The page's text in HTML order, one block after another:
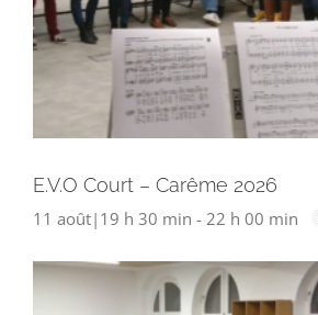
E.V.O Court – Carême 2026
11 août|19 h 30 min - 22 h 00 min